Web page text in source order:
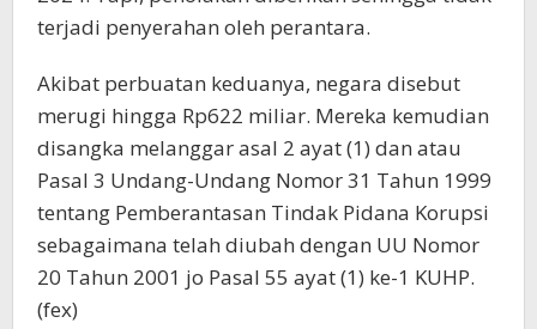
terjadi penyerahan oleh perantara.
Akibat perbuatan keduanya, negara disebut
merugi hingga Rp622 miliar. Mereka kemudian
disangka melanggar asal 2 ayat (1) dan atau
Pasal 3 Undang-Undang Nomor 31 Tahun 1999
tentang Pemberantasan Tindak Pidana Korupsi
sebagaimana telah diubah dengan UU Nomor
20 Tahun 2001 jo Pasal 55 ayat (1) ke-1 KUHP.
(fex)